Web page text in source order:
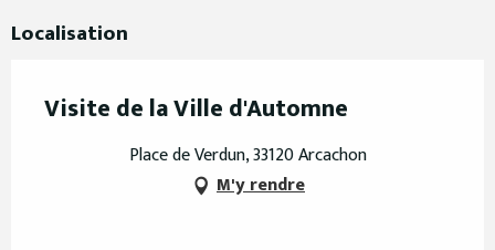
Localisation
Visite de la Ville d'Automne
Place de Verdun, 33120 Arcachon
M'y rendre